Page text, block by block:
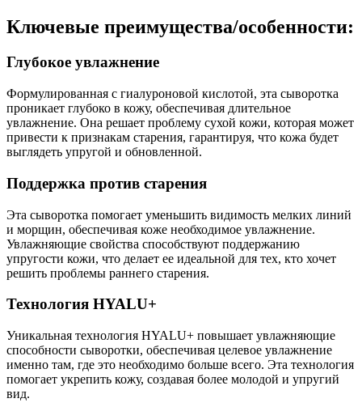
Ключевые преимущества/особенности:
Глубокое увлажнение
Формулированная с гиалуроновой кислотой, эта сыворотка
проникает глубоко в кожу, обеспечивая длительное
увлажнение. Она решает проблему сухой кожи, которая может
привести к признакам старения, гарантируя, что кожа будет
выглядеть упругой и обновленной.
Поддержка против старения
Эта сыворотка помогает уменьшить видимость мелких линий
и морщин, обеспечивая коже необходимое увлажнение.
Увлажняющие свойства способствуют поддержанию
упругости кожи, что делает ее идеальной для тех, кто хочет
решить проблемы раннего старения.
Технология HYALU+
Уникальная технология HYALU+ повышает увлажняющие
способности сыворотки, обеспечивая целевое увлажнение
именно там, где это необходимо больше всего. Эта технология
помогает укрепить кожу, создавая более молодой и упругий
вид.